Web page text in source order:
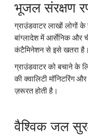
भूजल संरक्षण
ग्राउंडवाटर लाखों लोगों
बांग्लादेश में आर्सेनिक और
कंटैमिनेशन से इसे खतरा है।
ग्राउंडवाटर को बचाने के
की क्वालिटी मॉनिटरिंग
ज़रूरत होती है।
वैश्विक जल